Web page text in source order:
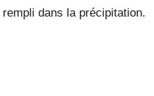
dans la précipitation.